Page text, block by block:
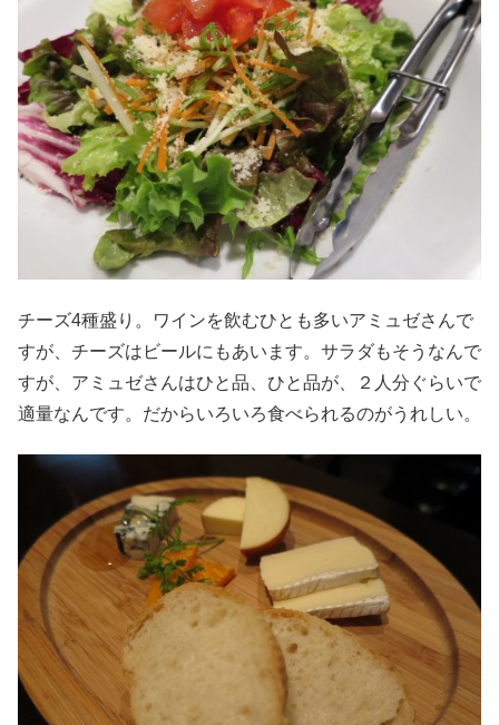
チーズ4種盛り。ワインを飲むひとも多いアミュゼさんで
すが、チーズはビールにもあいます。サラダもそうなんで
すが、アミュゼさんはひと品、ひと品が、２人分ぐらいで
適量なんです。だからいろいろ食べられるのがうれしい。